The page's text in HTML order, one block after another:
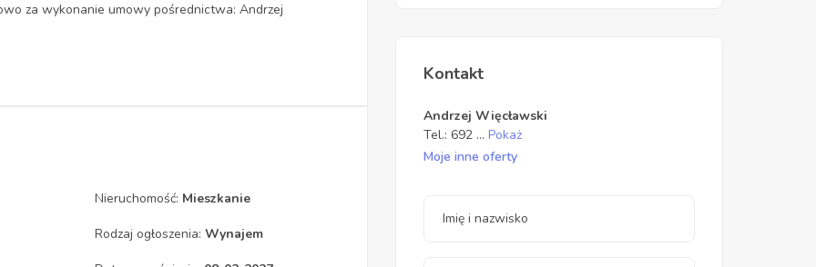
za wykonanie umowy pośrednictwa: Andrzej
Nieruchomość: Mieszkanie
Rodzaj ogłoszenia: Wynajem
Kontakt
Andrzej Więcławski
Tel.: 692 ... Pokaż
Moje inne oferty